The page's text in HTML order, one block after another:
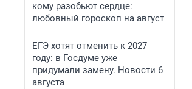
кому разобьют сердце:
любовный гороскоп на август
ЕГЭ хотят отменить к 2027
году: в Госдуме уже
придумали замену. Новости 6
августа